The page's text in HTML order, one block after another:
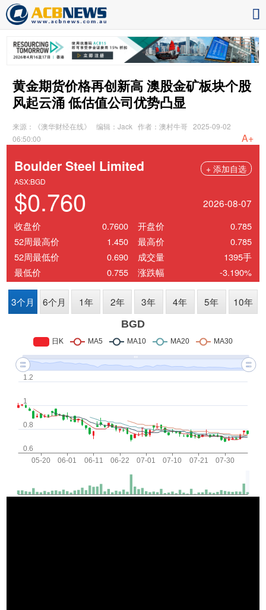
黄金期货价格再创新高 澳股金矿板块个股
风起云涌 低估值公司优势凸显
来源：《澳华财经在线》 编辑：Jack 作者：澳村牛哥 2025-09-02
06:50:00
A+